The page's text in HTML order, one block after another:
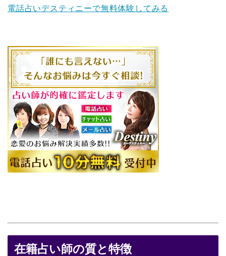
電話占いデスティニーで無料体験してみる
在籍占い師の質と特徴